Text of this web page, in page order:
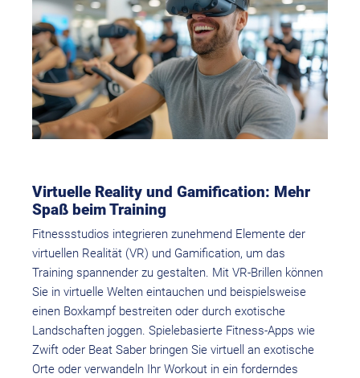
Virtuelle Reality und Gamification: Mehr
Spaß beim Training
Fitnessstudios integrieren zunehmend Elemente der
virtuellen Realität (VR) und Gamification, um das
Training spannender zu gestalten. Mit VR-Brillen können
Sie in virtuelle Welten eintauchen und beispielsweise
einen Boxkampf bestreiten oder durch exotische
Landschaften joggen. Spielebasierte Fitness-Apps wie
Zwift oder Beat Saber bringen Sie virtuell an exotische
Orte oder verwandeln Ihr Workout in ein forderndes